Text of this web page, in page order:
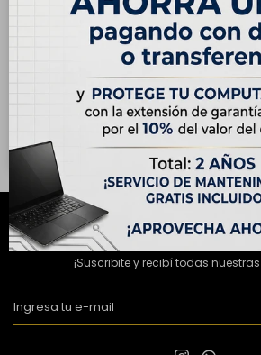
ENVÍO GRATIS
OUTLET - Apple iPhone SE
(3) Generación 64GB -
Blanco Estelar
189,00 USD 389,00
Hasta en 12 cuotas de
USD 15.75
NEWSLETTER
¡Suscribite y recibí todas